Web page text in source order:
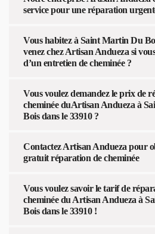
service pour une réparation
Vous habitez à Saint Martin Du
venez chez Artisan Andueza si
d’un entretien de cheminée ?
Vous voulez demandez le prix de
cheminée duArtisan Andueza à
Bois dans le 33910 ?
Contactez Artisan Andueza pour
gratuit réparation de cheminée
Vous voulez savoir le tarif de
cheminée du Artisan Andueza à
Bois dans le 33910 !